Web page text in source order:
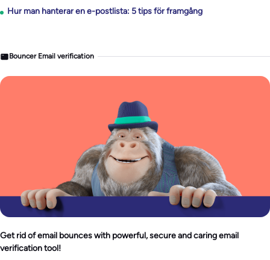
Hur man hanterar en e-postlista: 5 tips för framgång
Bouncer Email verification
Get rid of email bounces with powerful, secure and caring email
verification tool!